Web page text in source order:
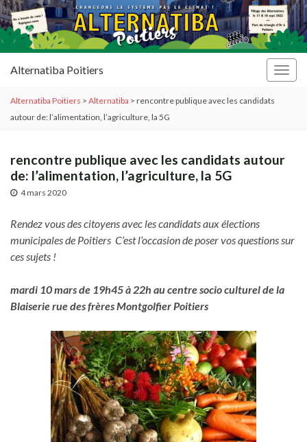
Alternatiba Poitiers
Alternatiba Poitiers > Alternatiba > rencontre publique avec les candidats
autour de: l’alimentation, l’agriculture, la 5G
rencontre publique avec les candidats autour
de: l’alimentation, l’agriculture, la 5G
4 mars 2020
Rendez vous des citoyens avec les candidatsaux élections
municipales de Poitiers C’est l’occasion de poser vos questions sur
ces sujets !
mardi 10 mars de 19h45 à 22h aucentre socio culturel de la
Blaiserierue des frères Montgolfier Poitiers